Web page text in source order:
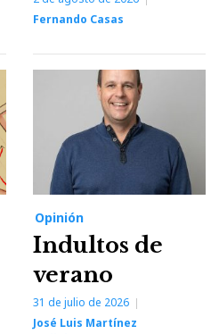
Fernando Casas
Opinión
Indultos de
verano
31 de julio de 2026
José Luis Martínez